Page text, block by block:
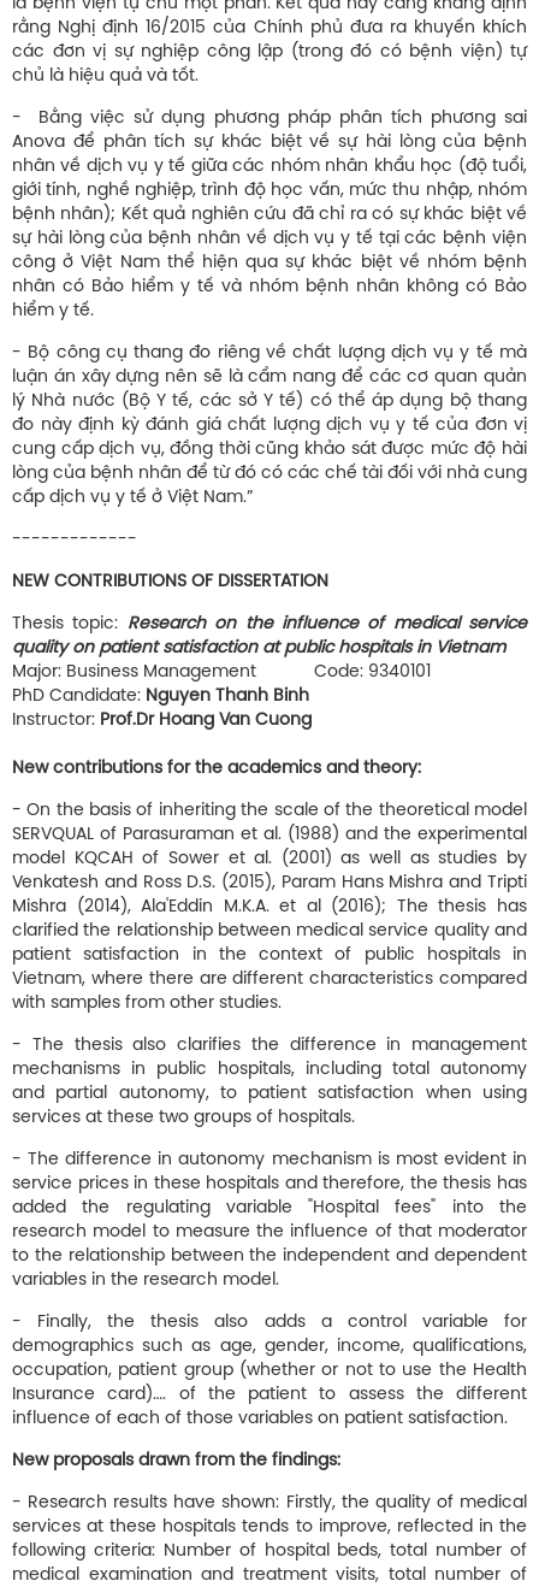
là bệnh viện tự chủ một phần. Kết quả này càng khẳng định
rằng Nghị định 16/2015 của Chính phủ đưa ra khuyến khích
các đơn vị sự nghiệp công lập (trong đó có bệnh viện) tự
chủ là hiệu quả và tốt.
- Bằng việc sử dụng phương pháp phân tích phương sai
Anova để phân tích sự khác biệt về sự hài lòng của bệnh
nhân về dịch vụ y tế giữa các nhóm nhân khẩu học (độ tuổi,
giới tính, nghề nghiệp, trình độ học vấn, mức thu nhập, nhóm
bệnh nhân); Kết quả nghiên cứu đã chỉ ra có sự khác biệt về
sự hài lòng của bệnh nhân về dịch vụ y tế tại các bệnh viện
công ở Việt Nam thể hiện qua sự khác biệt về nhóm bệnh
nhân có Bảo hiểm y tế và nhóm bệnh nhân không có Bảo
hiểm y tế.
- Bộ công cụ thang đo riêng về chất lượng dịch vụ y tế mà
luận án xây dựng nên sẽ là cẩm nang để các cơ quan quản
lý Nhà nước (Bộ Y tế, các sở Y tế) có thể áp dụng bộ thang
đo này định kỳ đánh giá chất lượng dịch vụ y tế của đơn vị
cung cấp dịch vụ, đồng thời cũng khảo sát được mức độ hài
lòng của bệnh nhân để từ đó có các chế tài đối với nhà cung
cấp dịch vụ y tế ở Việt Nam.”
-------------
NEW CONTRIBUTIONS OF DISSERTATION
Thesis topic: Research on the influence of medical service
quality on patient satisfaction at public hospitals in Vietnam
Major: Business Management Code: 9340101
PhD Candidate: Nguyen Thanh Binh
Instructor: Prof.Dr Hoang Van Cuong
New contributions for the academics and theory:
- On the basis of inheriting the scale of the theoretical model
SERVQUAL of Parasuraman et al. (1988) and the experimental
model KQCAH of Sower et al. (2001) as well as studies by
Venkatesh and Ross D.S. (2015), Param Hans Mishra and Tripti
Mishra (2014), Ala'Eddin M.K.A. et al (2016); The thesis has
clarified the relationship between medical service quality and
patient satisfaction in the context of public hospitals in
Vietnam, where there are different characteristics compared
with samples from other studies.
- The thesis also clarifies the difference in management
mechanisms in public hospitals, including total autonomy
and partial autonomy, to patient satisfaction when using
services at these two groups of hospitals.
- The difference in autonomy mechanism is most evident in
service prices in these hospitals and therefore, the thesis has
added the regulating variable "Hospital fees" into the
research model to measure the influence of that moderator
to the relationship between the independent and dependent
variables in the research model.
- Finally, the thesis also adds a control variable for
demographics such as age, gender, income, qualifications,
occupation, patient group (whether or not to use the Health
Insurance card)…. of the patient to assess the different
influence of each of those variables on patient satisfaction.
New proposals drawn from the findings:
- Research results have shown: Firstly, the quality of medical
services at these hospitals tends to improve, reflected in the
following criteria: Number of hospital beds, total number of
medical examination and treatment visits, total number of